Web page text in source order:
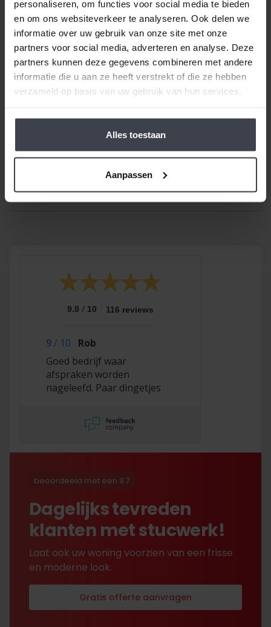
personaliseren, om functies voor social media te bieden
en om ons websiteverkeer te analyseren. Ook delen we
informatie over uw gebruik van onze site met onze
partners voor social media, adverteren en analyse. Deze
partners kunnen deze gegevens combineren met andere
informatie die u aan ze heeft verstrekt of die ze hebben
verzameld op basis van uw gebruik van hun services.
Alles toestaan
Aanpassen
Beste klant, wanneer alles duurder wordt,houden
wij de prijzen laag.Daarom zijn al onze extra
services gratis of goed betaalbaar. Wilt u pas
volgend jaar uw woning laten stucen, dunpleisteren
of latexspuiten? Ook dat houden we betaalbaar, zo
spreken we samen met u een vaste prijs af en
houden wij ons aan de gemaakte prijsafspraak vanaf
prijsverhogingen van concurrenten, materialen
. Op zoek naar nóg meer gemak voor
een goede prijs, laat dan je stucwerk, pleisterwerk of
Gewoon bij u thuis, voor een echte Slegers
Spuitwerken prijs.
9.8 / 10 116 reviews
9/ 10
Rob
Goed bedrijf waar
afspraken worden
nageleefd. Paar dingetjes
korting gekregen. Duurde
lang eer ik de sleutel
met excuses , maar na
is alles toch na
beoordeeld met een 9.7
Dagelijks tevreden
klanten met stucwerk!
Laat ook uw woning voorzien van een frisse
en moderne look.
Gratis offerte aanvragen